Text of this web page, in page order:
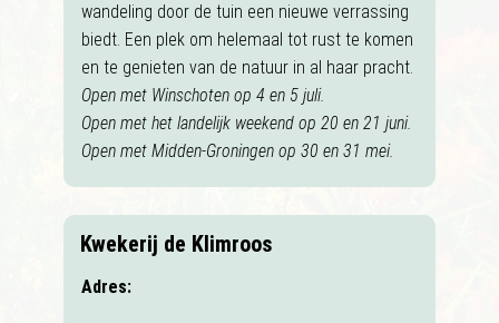
wandeling door de tuin een nieuwe verrassing
biedt. Een plek om helemaal tot rust te komen
en te genieten van de natuur in al haar pracht.
Open met Winschoten op 4 en 5 juli.
Open met het landelijk weekend op 20 en 21 juni.
Open met Midden-Groningen op 30 en 31 mei.
Kwekerij de Klimroos
Adres: